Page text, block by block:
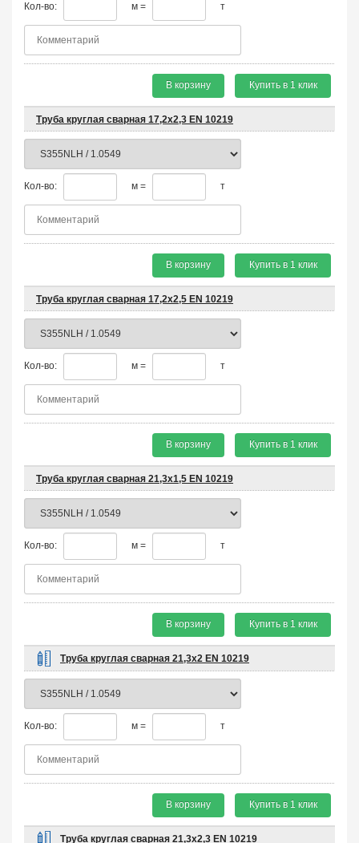
Кол-во: м = т
В корзину Купить в 1 клик
Труба круглая сварная 17,2х2,3 EN 10219
Кол-во: м = т
В корзину Купить в 1 клик
Труба круглая сварная 17,2х2,5 EN 10219
Кол-во: м = т
В корзину Купить в 1 клик
Труба круглая сварная 21,3х1,5 EN 10219
Кол-во: м = т
В корзину Купить в 1 клик
Труба круглая сварная 21,3х2 EN 10219
Кол-во: м = т
В корзину Купить в 1 клик
Труба круглая сварная 21,3х2,3 EN 10219